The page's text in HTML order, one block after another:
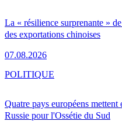
La « résilience surprenante »
des exportations chinoises
07.08.2026
Quatre pays européens
Russie pour l'Ossétie du Sud
POLITIQUE